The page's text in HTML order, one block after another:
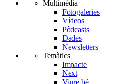
Multimèdia
Fotogaleries
Vídeos
Pòdcasts
Dades
Newsletters
Temàtics
Impacte
Next
Viure bé